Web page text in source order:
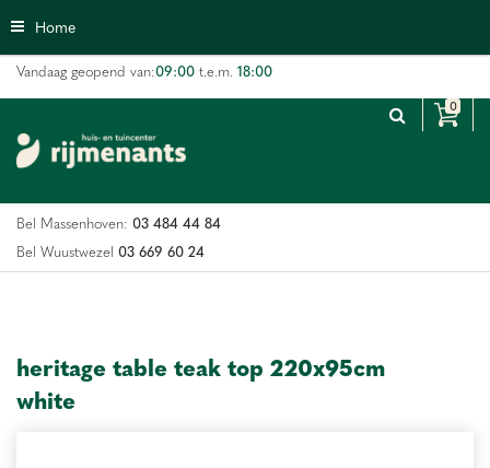
n
n
n
Home
Vandaag geopend van:09:00 t.e.m. 18:00
Bel Massenhoven: 03 484 44 84
Bel Wuustwezel 03 669 60 24
heritage table teak top 220x95cm
white